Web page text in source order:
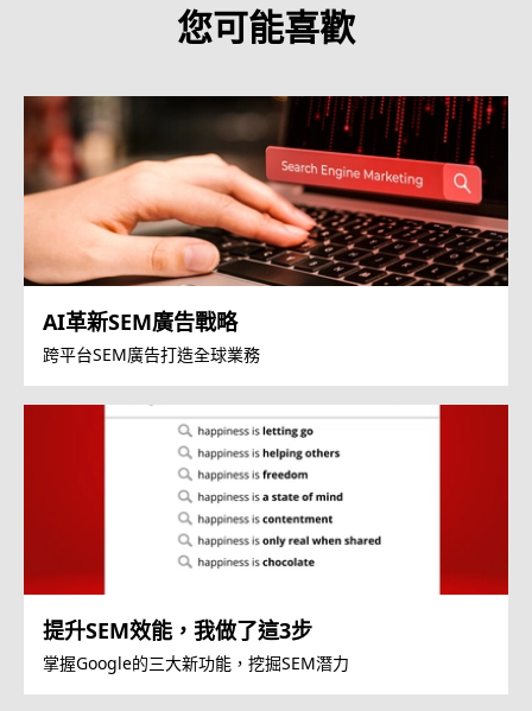
您可能喜歡
AI革新SEM廣告戰略
跨平台SEM廣告打造全球業務
提升SEM效能，我做了這3步
掌握Google的三大新功能，挖掘SEM潛力